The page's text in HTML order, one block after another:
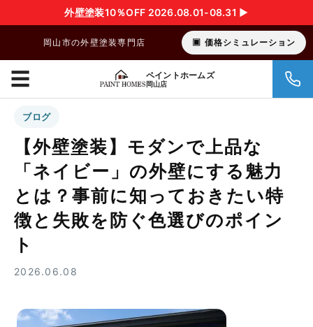
外壁塗装10％OFF 2026.08.01-08.31 ▶︎
岡山市の外壁塗装専門店 価格シミュレーション
ペイントホームズ
岡山店
☰
ブログ
【外壁塗装】モダンで上品な
「ネイビー」の外壁にする魅力
とは？事前に知っておきたい特
徴と失敗を防ぐ色選びのポイン
ト
2026.06.08